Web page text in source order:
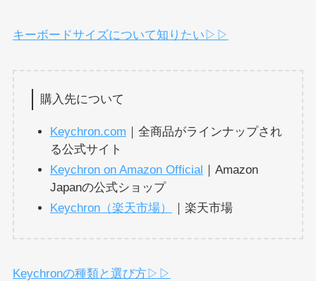
キーボードサイズについて知りたい▷▷
購入先について
Keychron.com ｜全商品がラインナップされ
る公式サイト
Keychron on Amazon Official ｜Amazon
Japanの公式ショップ
Keychron（楽天市場）
｜楽天市場
Keychronの種類と選び方▷▷